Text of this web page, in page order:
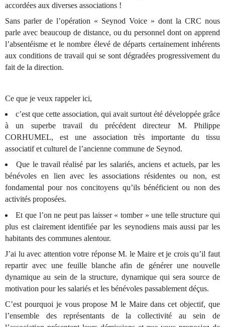
accordées aux diverses associations !
Sans parler de l’opération « Seynod Voice » dont la CRC nous
parle avec beaucoup de distance, ou du personnel dont on apprend
l’absentéisme et le nombre élevé de départs certainement inhérents
aux conditions de travail qui se sont dégradées progressivement du
fait de la direction.
Ce que je veux rappeler ici,
c’est que cette association, qui avait surtout été développée grâce
à un superbe travail du précédent directeur M. Philippe
CORHUMEL, est une association très importante du tissu
associatif et culturel de l’ancienne commune de Seynod.
Que le travail réalisé par les salariés, anciens et actuels, par les
bénévoles en lien avec les associations résidentes ou non, est
fondamental pour nos concitoyens qu’ils bénéficient ou non des
activités proposées.
Et que l’on ne peut pas laisser « tomber » une telle structure qui
plus est clairement identifiée par les seynodiens mais aussi par les
habitants des communes alentour.
J’ai lu avec attention votre réponse M. le Maire et je crois qu’il faut
repartir avec une feuille blanche afin de générer une nouvelle
dynamique au sein de la structure, dynamique qui sera source de
motivation pour les salariés et les bénévoles passablement déçus.
C’est pourquoi je vous propose M le Maire dans cet objectif, que
l’ensemble des représentants de la collectivité au sein de